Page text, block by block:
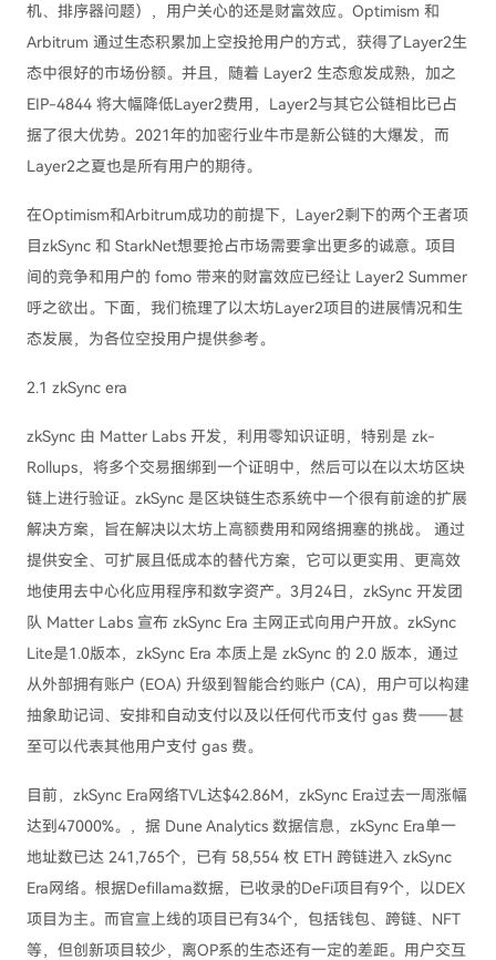
机、排序器问题），用户关心的还是财富效应。Optimism 和
Arbitrum 通过生态积累加上空投抢用户的方式，获得了Layer2生
态中很好的市场份额。并且，随着 Layer2 生态愈发成熟，加之
EIP-4844 将大幅降低Layer2费用，Layer2与其它公链相比已占
据了很大优势。2021年的加密行业牛市是新公链的大爆发，而
Layer2之夏也是所有用户的期待。
在Optimism和Arbitrum成功的前提下，Layer2剩下的两个王者项
目zkSync 和 StarkNet想要抢占市场需要拿出更多的诚意。项目
间的竞争和用户的 fomo 带来的财富效应已经让 Layer2 Summer
呼之欲出。下面，我们梳理了以太坊Layer2项目的进展情况和生
态发展，为各位空投用户提供参考。
2.1 zkSync era
zkSync 由 Matter Labs 开发，利用零知识证明，特别是 zk-
Rollups，将多个交易捆绑到一个证明中，然后可以在以太坊区块
链上进行验证。zkSync 是区块链生态系统中一个很有前途的扩展
解决方案，旨在解决以太坊上高额费用和网络拥塞的挑战。 通过
提供安全、可扩展且低成本的替代方案，它可以更实用、更高效
地使用去中心化应用程序和数字资产。3月24日，zkSync 开发团
队 Matter Labs 宣布 zkSync Era 主网正式向用户开放。zkSync
Lite是1.0版本，zkSync Era 本质上是 zkSync 的 2.0 版本，通过
从外部拥有账户 (EOA) 升级到智能合约账户 (CA)，用户可以构建
抽象助记词、安排和自动支付以及以任何代币支付 gas 费——甚
至可以代表其他用户支付 gas 费。
目前，zkSync Era网络TVL达$42.86M，zkSync Era过去一周涨幅
达到47000%。，据 Dune Analytics 数据信息，zkSync Era单一
地址数已达 241,765个，已有 58,554 枚 ETH 跨链进入 zkSync
Era网络。根据Defillama数据，已收录的DeFi项目有9个，以DEX
项目为主。而官宣上线的项目已有34个，包括钱包、跨链、NFT
等，但创新项目较少，离OP系的生态还有一定的差距。用户交互